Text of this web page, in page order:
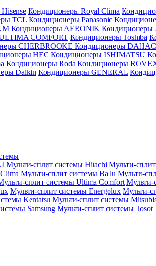
Кондиционеры Royal Clima
TCL Кондиционеры Panasonic
Кондиционеры AERONIK Кондиционеры
COMFORT Кондиционеры Toshiba
CHERBROOKE Кондиционеры
HEC Кондиционеры ISHIMATSU
Кондиционеры Roda Кондиционеры
Daikin Кондиционеры GENERAL
Мульти-сплит системы Hitachi Мульти-
Мульти-сплит системы Ballu Мульти-
сплит системы Ultima Comfort Мульти-
Мульти-сплит системы Energolux Мульти-
Kentatsu Мульти-сплит системы
Samsung Мульти-сплит системы Tosot